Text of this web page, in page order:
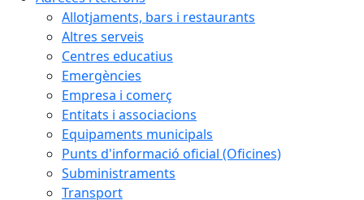
Allotjaments, bars i restaurants
Altres serveis
Centres educatius
Emergències
Empresa i comerç
Entitats i associacions
Equipaments municipals
Punts d'informació oficial (Oficines)
Subministraments
Transport